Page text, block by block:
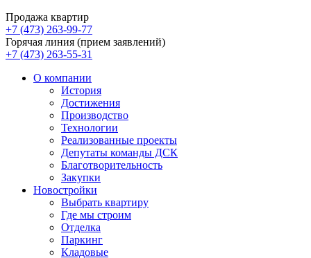
Продажа квартир
+7 (473) 263-99-77
Горячая линия (прием заявлений)
+7 (473) 263-55-31
О компании
История
Достижения
Производство
Технологии
Реализованные проекты
Депутаты команды ДСК
Благотворительность
Закупки
Новостройки
Выбрать квартиру
Где мы строим
Отделка
Паркинг
Кладовые